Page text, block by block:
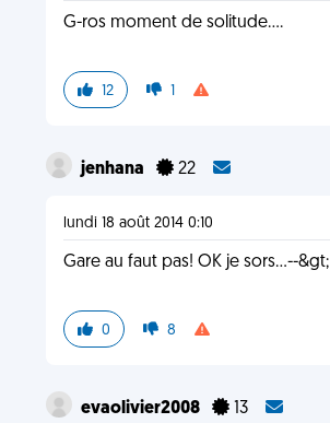
G-ros moment de solitude....
12 1
jenhana 22
lundi 18 août 2014 0:10
Gare au faut pas! OK je sors...--&gt;
0 8
evaolivier2008 13